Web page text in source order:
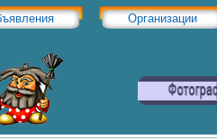
Организации